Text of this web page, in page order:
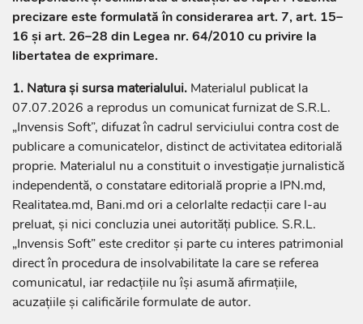
precizare este formulată în considerarea art. 7, art. 15–
16 și art. 26–28 din Legea nr. 64/2010 cu privire la
libertatea de exprimare.
1. Natura și sursa materialului. Materialul publicat la
07.07.2026 a reprodus un comunicat furnizat de S.R.L.
„Invensis Soft”, difuzat în cadrul serviciului contra cost de
publicare a comunicatelor, distinct de activitatea editorială
proprie. Materialul nu a constituit o investigație jurnalistică
independentă, o constatare editorială proprie a IPN.md,
Realitatea.md, Bani.md ori a celorlalte redacții care l-au
preluat, și nici concluzia unei autorități publice. S.R.L.
„Invensis Soft” este creditor și parte cu interes patrimonial
direct în procedura de insolvabilitate la care se referea
comunicatul, iar redacțiile nu își asumă afirmațiile,
acuzațiile și calificările formulate de autor.